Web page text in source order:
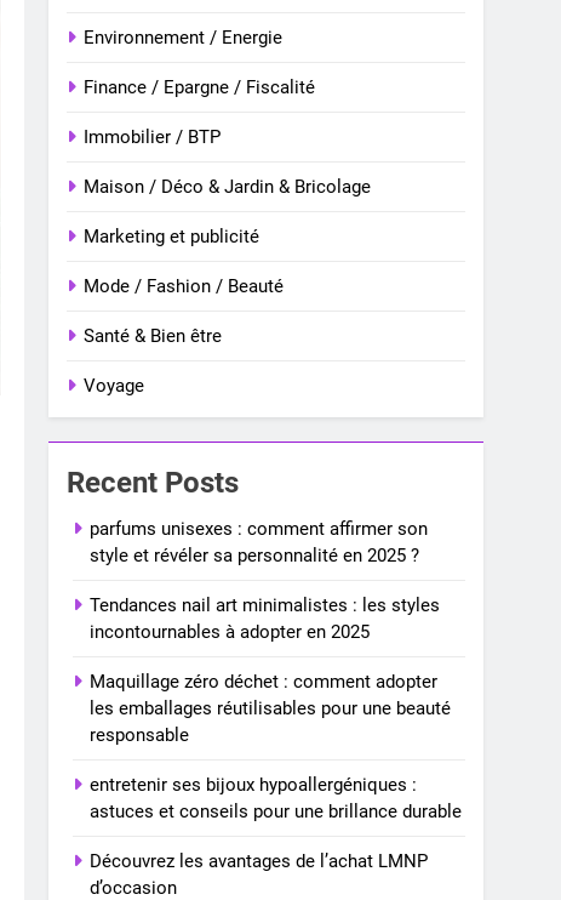
Environnement / Energie
Finance / Epargne / Fiscalité
Immobilier / BTP
Maison / Déco & Jardin & Bricolage
Marketing et publicité
Mode / Fashion / Beauté
Santé & Bien être
Voyage
Recent Posts
parfums unisexes : comment affirmer son
style et révéler sa personnalité en 2025 ?
Tendances nail art minimalistes : les styles
incontournables à adopter en 2025
Maquillage zéro déchet : comment adopter
les emballages réutilisables pour une beauté
responsable
entretenir ses bijoux hypoallergéniques :
astuces et conseils pour une brillance durable
Découvrez les avantages de l’achat LMNP
d’occasion